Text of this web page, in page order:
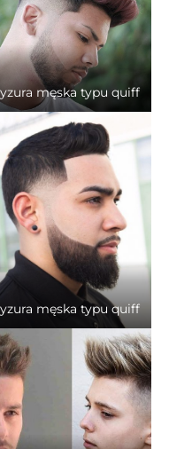
męska typu quiff
męska typu quiff